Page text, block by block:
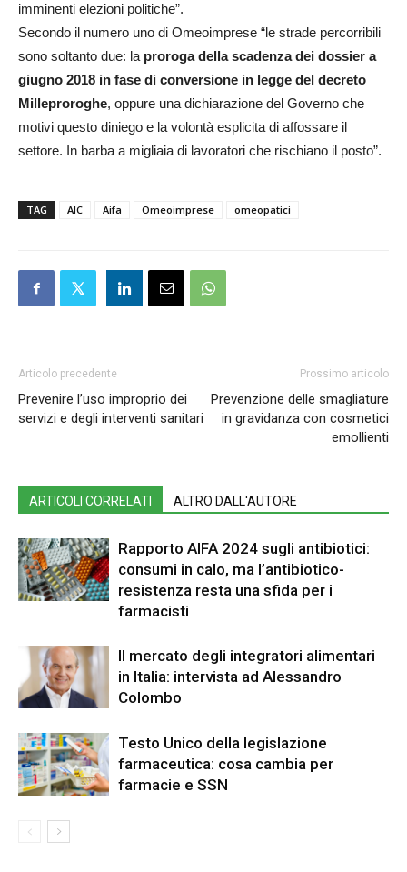
imminenti elezioni politiche”.
Secondo il numero uno di Omeoimprese “le strade percorribili
sono soltanto due: la proroga della scadenza dei dossier a
giugno 2018 in fase di conversione in legge del decreto
Milleproroghe, oppure una dichiarazione del Governo che
motivi questo diniego e la volontà esplicita di affossare il
settore. In barba a migliaia di lavoratori che rischiano il posto”.
TAG AIC Aifa Omeoimprese omeopatici
Articolo precedente
Prevenire l’uso improprio dei
servizi e degli interventi sanitari
Prossimo articolo
Prevenzione delle smagliature
in gravidanza con cosmetici
emollienti
ARTICOLI CORRELATI ALTRO DALL'AUTORE
Rapporto AIFA 2024 sugli antibiotici:
consumi in calo, ma l’antibiotico-
resistenza resta una sfida per i
farmacisti
Il mercato degli integratori alimentari
in Italia: intervista ad Alessandro
Colombo
Testo Unico della legislazione
farmaceutica: cosa cambia per
farmacie e SSN